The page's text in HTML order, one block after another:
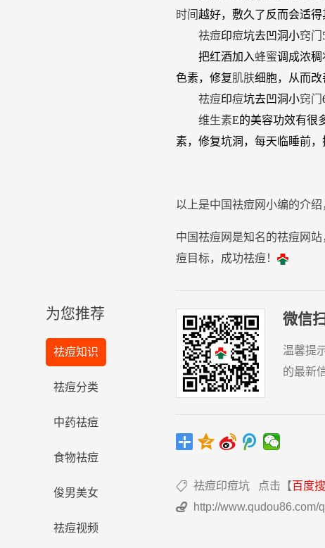
为您推荐
祛痘知识
祛痘分类
中药祛痘
食物祛痘
俊男美女
祛痘视频
时间越好，敷久了反而会适
祛痘印痘坑去凹洞小窍门
把红酒加入蜂蜜调成浓稠
色素，修复肌肤细胞，从而改
祛痘印痘坑去凹洞小窍门
维生素E的美容功效有很
素，修复坑洞，每天临睡前，
以上是中国祛痘网小编的介
中国祛痘网是知名的祛痘网
痘目标，成功祛痘！
微信
温馨提
的最新
 祛痘印痘坑 点击【百度
 http://www.qudou86.com/